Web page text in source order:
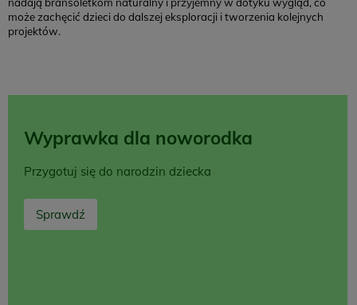
nadają bransoletkom naturalny i przyjemny w dotyku wygląd, co
może zachęcić dzieci do dalszej eksploracji i tworzenia kolejnych
projektów.
Wyprawka dla noworodka
Przygotuj się do narodzin dziecka
Sprawdź